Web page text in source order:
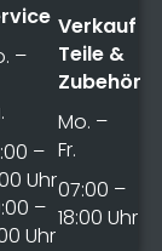
–
–
Uhr
–
Uhr
Verkauf
Teile &
Zubehör
Mo. –
Fr.
07:00 –
18:00 Uhr